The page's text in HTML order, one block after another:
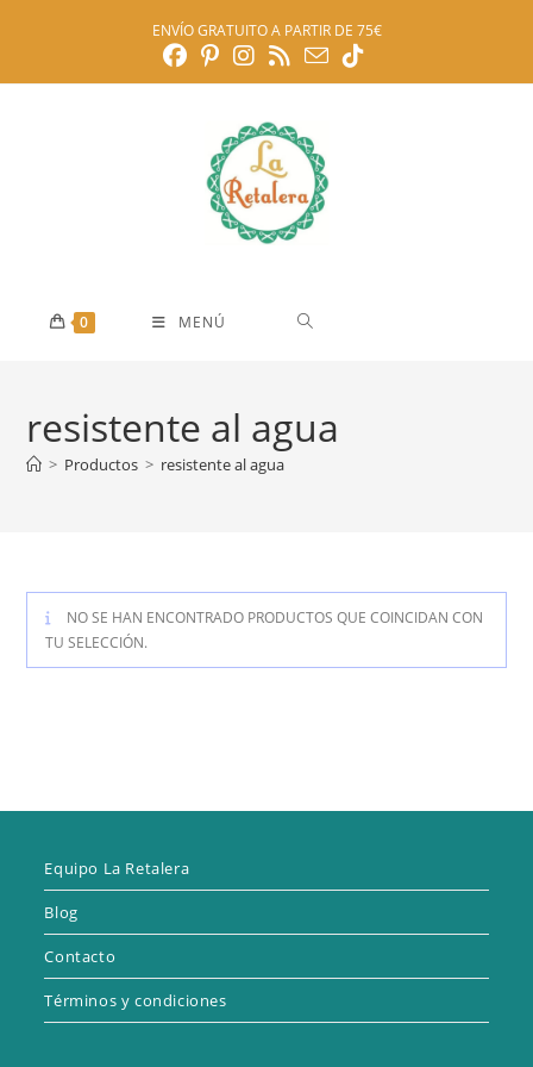
ENVÍO GRATUITO A PARTIR DE 75€
0 MENÚ
resistente al agua
> Productos > resistente al agua
NO SE HAN ENCONTRADO PRODUCTOS QUE COINCIDAN CON
TU SELECCIÓN.
Equipo La Retalera
Blog
Contacto
Términos y condiciones